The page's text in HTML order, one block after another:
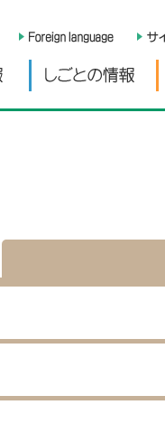
くらしの情報